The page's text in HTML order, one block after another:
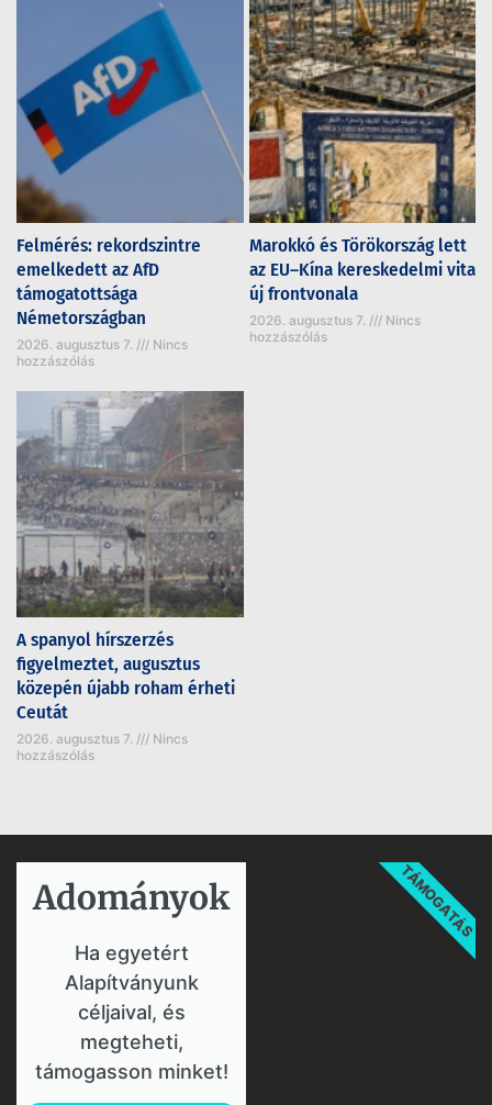
Felmérés: rekordszintre
emelkedett az AfD
támogatottsága
Németországban
2026. augusztus 7.
Nincs
hozzászólás
Marokkó és Törökország lett
az EU–Kína kereskedelmi vita
új frontvonala
2026. augusztus 7.
Nincs
hozzászólás
A spanyol hírszerzés
figyelmeztet, augusztus
közepén újabb roham érheti
Ceutát
2026. augusztus 7.
Nincs
hozzászólás
Adományok​
Ha egyetért
Alapítványunk
céljaival, és
megteheti,
támogasson minket!
TÁMOGATÁS